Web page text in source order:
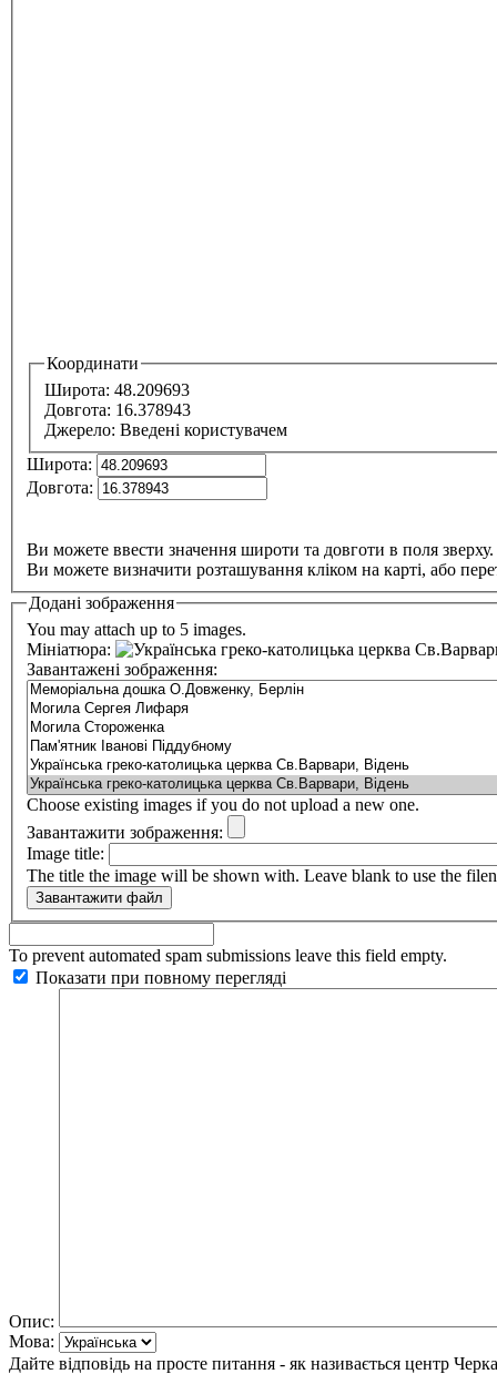
Координати
Широта: 48.209693
Довгота: 16.378943
Джерело: Введені користувачем
Широта:
Довгота:
Ви можете ввести значення широти та довготи в поля зверху.
Ви можете визначити розташування кліком на карті, або
Додані зображення
You may attach up to 5 images.
Мініатюра:
Завантажені зображення:
Choose existing images if you do not upload a new one.
Завантажити зображення:
Image title:
The title the image will be shown with. Leave blank to use the
To prevent automated spam submissions leave this field empty.
Показати при повному перегляді
Опис:
Мова:
Дайте відповідь на просте питання - як називається центр